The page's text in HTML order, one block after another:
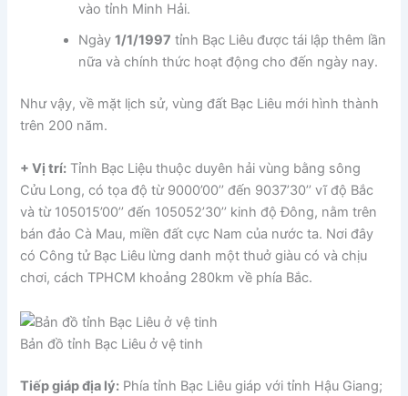
vào tỉnh Minh Hải.
Ngày1/1/1997 tỉnh Bạc Liêu được tái lập thêm lần
nữa và chính thức hoạt động cho đến ngày nay.
Như vậy, về mặt lịch sử, vùng đất Bạc Liêu mới hình thành
trên 200 năm.
+ Vị trí: Tỉnh Bạc Liệu thuộc duyên hải vùng bằng sông
Cửu Long, có tọa độ từ 9000’00’’ đến 9037’30’’ vĩ độ Bắc
và từ 105015’00’’ đến 105052’30’’ kinh độ Đông, nằm trên
bán đảo Cà Mau, miền đất cực Nam của nước ta. Nơi đây
có Công tử Bạc Liêu lừng danh một thuở giàu có và chịu
chơi, cách TPHCM khoảng 280km về phía Bắc.
Bản đồ tỉnh Bạc Liêu ở vệ tinh
Tiếp giáp địa lý: Phía tỉnh Bạc Liêu giáp với tỉnh Hậu Giang;